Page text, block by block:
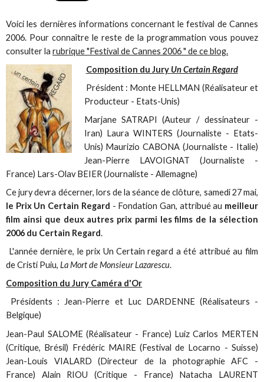
Voici les dernières informations concernant le festival de Cannes
2006. Pour connaître le reste de la programmation vous pouvez
consulter larubrique "Festival de Cannes 2006 " de ce blog.
Composition du Jury Un Certain Regard
Président : Monte HELLMAN (Réalisateur et
Producteur - Etats-Unis)
Marjane SATRAPI (Auteur / dessinateur -
Iran) Laura WINTERS (Journaliste - Etats-
Unis) Maurizio CABONA (Journaliste - Italie)
Jean-Pierre LAVOIGNAT (Journaliste -
France) Lars-Olav BEIER (Journaliste - Allemagne)
Ce jury devra décerner, lors de la séance de clôture, samedi 27 mai,
le Prix Un Certain Regard - Fondation Gan, attribué au meilleur
film ainsi que deux autres prix parmi les films de la sélection
2006 du Certain Regard.
L'année dernière, le prix Un Certain regard a été attribué au film
de Cristi Puiu,La Mort de Monsieur Lazarescu.
Composition du Jury Caméra d'Or
Présidents : Jean-Pierre et Luc DARDENNE (Réalisateurs -
Belgique)
Jean-Paul SALOME (Réalisateur - France) Luiz Carlos MERTEN
(Critique, Brésil) Frédéric MAIRE (Festival de Locarno - Suisse)
Jean-Louis VIALARD (Directeur de la photographie AFC -
France) Alain RIOU (Critique - France) Natacha LAURENT